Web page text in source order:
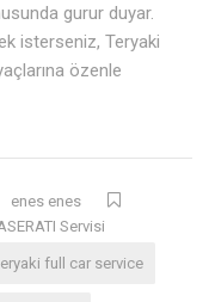
gurur duyar.
isterseniz, Teryaki
özenle
enes enes
Servisi
full car service